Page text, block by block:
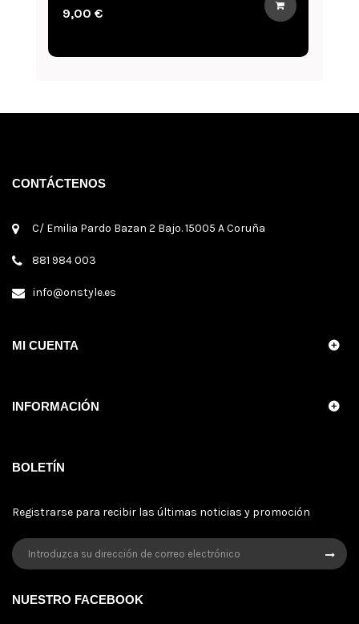
9,00 €
CONTÁCTENOS
C/ Emilia Pardo Bazan 2 Bajo. 15005 A Coruña
881 984 003
info@onstyle.es
MI CUENTA
INFORMACIÓN
BOLETÍN
Registrarse para recibir las últimas noticias y promoción
NUESTRO FACEBOOK